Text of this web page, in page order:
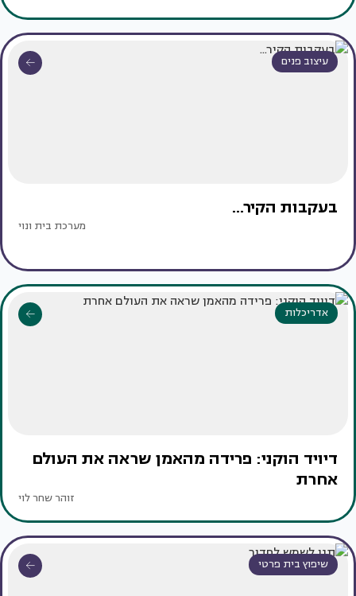
עיצוב פנים
בעקבות הקיר...
מערכת בית ונוי
אדריכלות
דיויד הוקני: פרידה מהאמן שראה את העולם
אחרת
זוהר שחר לוי
שיפוץ בית פרטי